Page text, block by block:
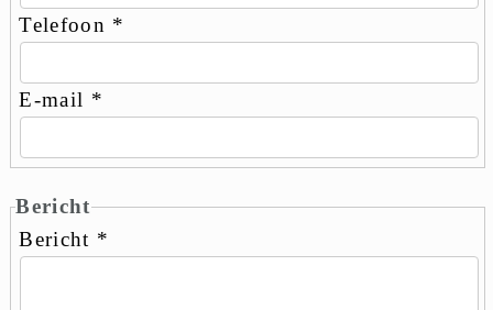
Telefoon *
E-mail *
Bericht
Bericht *